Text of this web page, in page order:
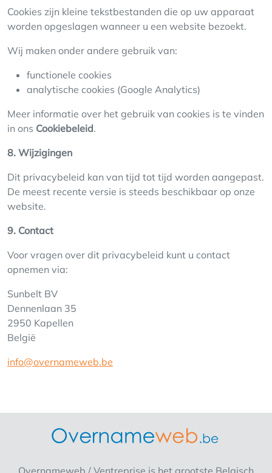
Cookies zijn kleine tekstbestanden die op uw apparaat
worden opgeslagen wanneer u een website bezoekt.
Wij maken onder andere gebruik van:
functionele cookies
analytische cookies (Google Analytics)
Meer informatie over het gebruik van cookies is te vinden
in ons Cookiebeleid.
8. Wijzigingen
Dit privacybeleid kan van tijd tot tijd worden aangepast.
De meest recente versie is steeds beschikbaar op onze
website.
9. Contact
Voor vragen over dit privacybeleid kunt u contact
opnemen via:
Sunbelt BV
Dennenlaan 35
2950 Kapellen
België
info@overnameweb.be